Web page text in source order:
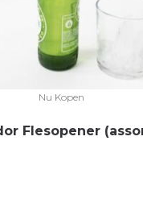
Nu Kopen
Flesopener